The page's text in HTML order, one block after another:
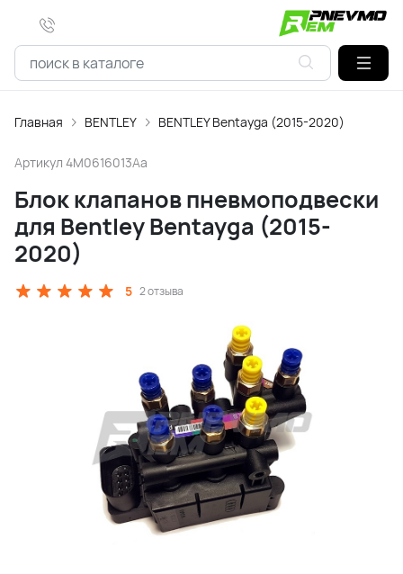
Главная BENTLEY BENTLEY Bentayga (2015-2020)
Артикул 4M0616013Aa
Блок клапанов пневмоподвески
для Bentley Bentayga (2015-
2020)
5 2 отзыва